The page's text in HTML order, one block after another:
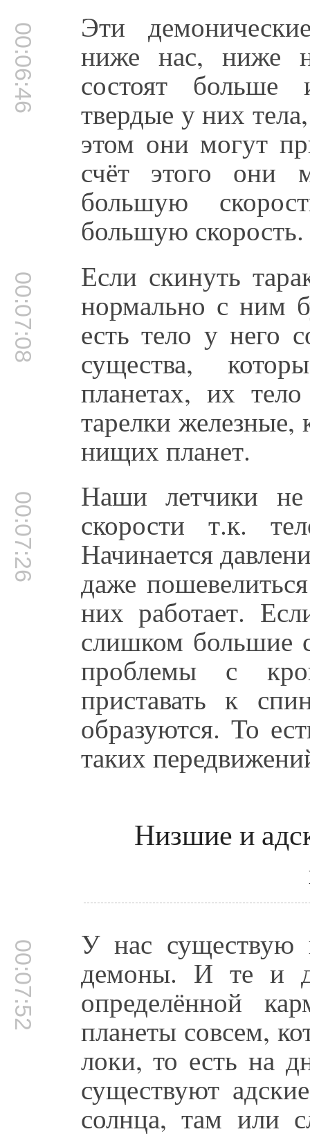
00:06:46 Эти
ниже нас, ниже
состоят больше
твердые у них
этом они могут
счёт этого они
большую
большую скорость.
00:07:08 Если скинуть
нормально с ним
есть тело у него
существа,
планетах, их
тарелки железные,
нищих планет.
00:07:26 Наши летчики не
скорости т.к.
Начинается
даже
них работает.
слишком большие
проблемы с
приставать к
образуются. То
таких
Низшие и
00:07:52 У нас существую
демоны. И те и
определённой
планеты совсем,
локи, то есть на
существуют
солнца, там или